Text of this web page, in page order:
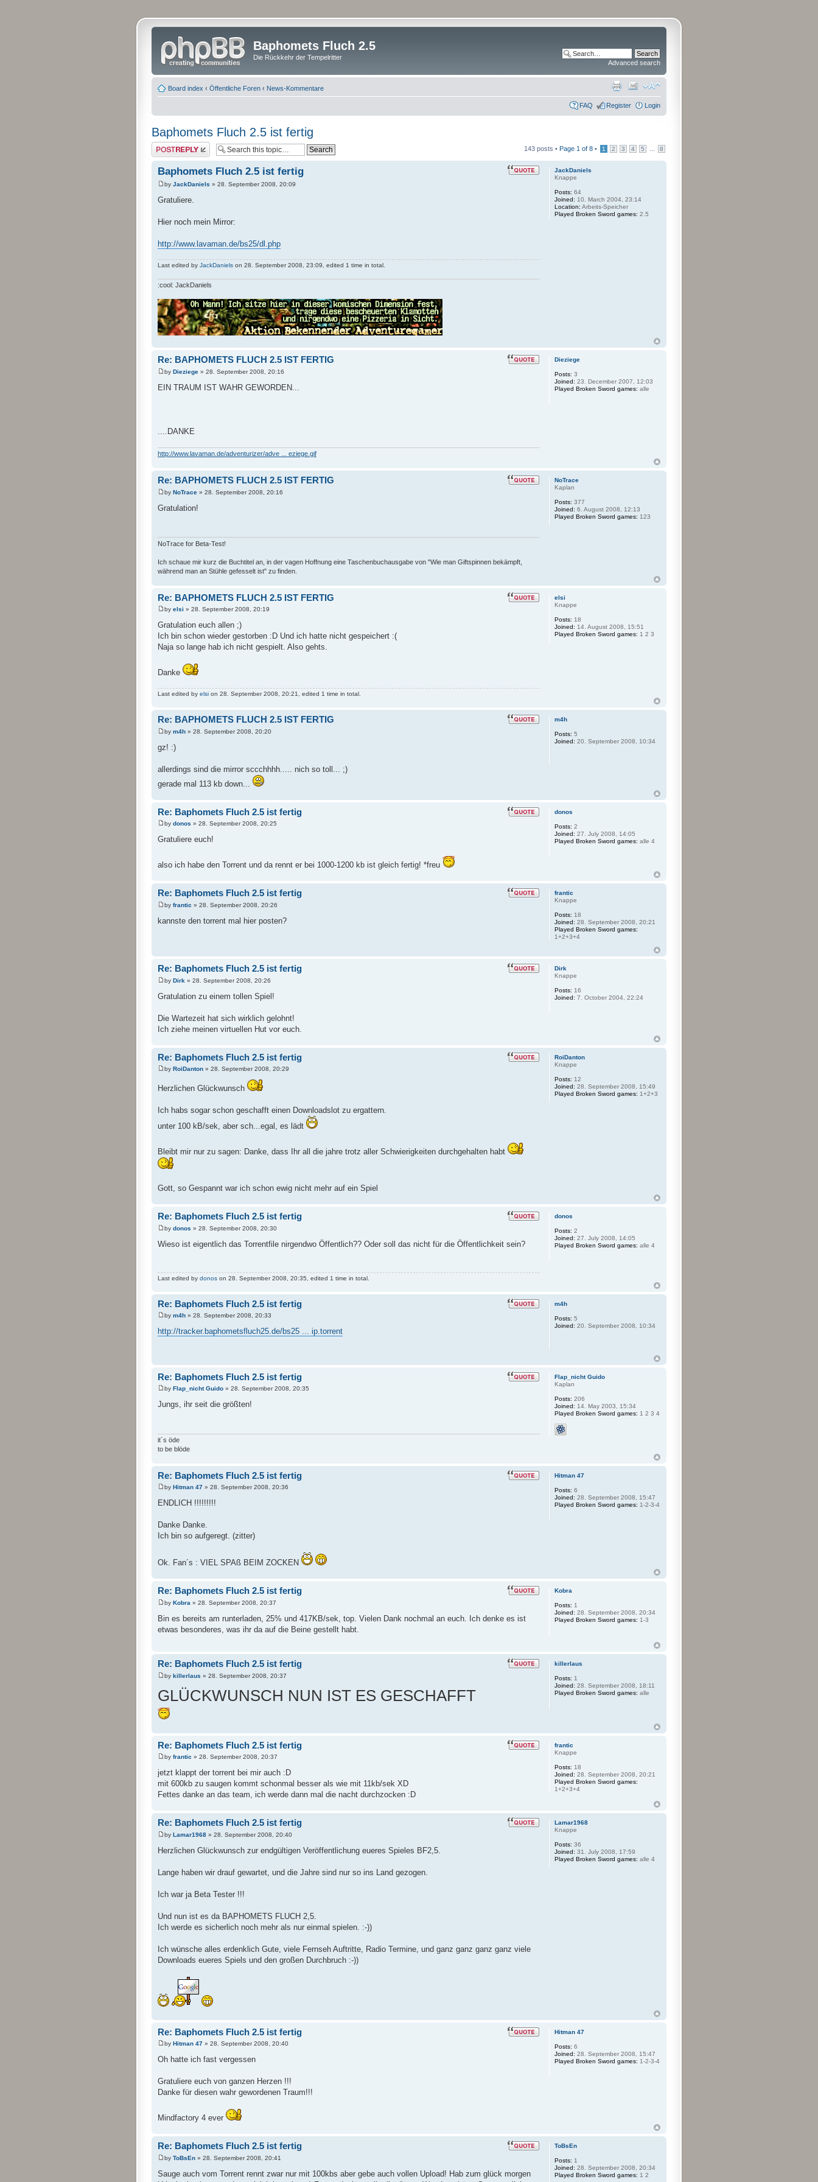
Baphomets Fluch 2.5
Die Rückkehr der Tempelritter
Advanced search
Board index ‹ Öffentliche Foren ‹ News-Kommentare
FAQ Register Login
Baphomets Fluch 2.5 ist fertig
Post a reply 143 posts • Page 1 of 8 • 1 2 3 4 5 8
Baphomets Fluch 2.5 ist fertig
by JackDaniels » 28. September 2008, 20:09
Gratuliere.
Hier noch mein Mirror:
http://www.lavaman.de/bs25/dl.php
Last edited by JackDaniels on 28. September 2008, 23:09, edited 1 time in total.
:cool: JackDaniels
JackDaniels
Knappe
Posts: 64
Joined: 10. March 2004, 23:14
Location: Arbeits-Speicher
Played Broken Sword games: 2.5
Re: BAPHOMETS FLUCH 2.5 IST FERTIG
by Dieziege » 28. September 2008, 20:16
EIN TRAUM IST WAHR GEWORDEN...
....DANKE
http://www.lavaman.de/adventurizer/adve ... eziege.gif
Dieziege
Posts: 3
Joined: 23. December 2007, 12:03
Played Broken Sword games: alle
Re: BAPHOMETS FLUCH 2.5 IST FERTIG
by NoTrace » 28. September 2008, 20:16
Gratulation!
NoTrace for Beta-Test!
Ich schaue mir kurz die Buchtitel an, in der vagen Hoffnung eine Taschenbuchausgabe von "Wie man Giftspinnen bekämpft,
während man an Stühle gefesselt ist" zu finden.
NoTrace
Kaplan
Posts: 377
Joined: 6. August 2008, 12:13
Played Broken Sword games: 123
Re: BAPHOMETS FLUCH 2.5 IST FERTIG
by elsi » 28. September 2008, 20:19
Gratulation euch allen ;)
Ich bin schon wieder gestorben :D Und ich hatte nicht gespeichert :(
Naja so lange hab ich nicht gespielt. Also gehts.
Danke
Last edited by elsi on 28. September 2008, 20:21, edited 1 time in total.
elsi
Knappe
Posts: 18
Joined: 14. August 2008, 15:51
Played Broken Sword games: 1 2 3
Re: BAPHOMETS FLUCH 2.5 IST FERTIG
by m4h » 28. September 2008, 20:20
gz! :)
allerdings sind die mirror sccchhhh..... nich so toll... ;)
gerade mal 113 kb down...
m4h
Posts: 5
Joined: 20. September 2008, 10:34
Re: Baphomets Fluch 2.5 ist fertig
by donos » 28. September 2008, 20:25
Gratuliere euch!
also ich habe den Torrent und da rennt er bei 1000-1200 kb ist gleich fertig! *freu
donos
Posts: 2
Joined: 27. July 2008, 14:05
Played Broken Sword games: alle 4
Re: Baphomets Fluch 2.5 ist fertig
by frantic » 28. September 2008, 20:26
kannste den torrent mal hier posten?
frantic
Knappe
Posts: 18
Joined: 28. September 2008, 20:21
Played Broken Sword games:
1+2+3+4
Re: Baphomets Fluch 2.5 ist fertig
by Dirk » 28. September 2008, 20:26
Gratulation zu einem tollen Spiel!
Die Wartezeit hat sich wirklich gelohnt!
Ich ziehe meinen virtuellen Hut vor euch.
Dirk
Knappe
Posts: 16
Joined: 7. October 2004, 22:24
Re: Baphomets Fluch 2.5 ist fertig
by RoiDanton » 28. September 2008, 20:29
Herzlichen Glückwunsch
Ich habs sogar schon geschafft einen Downloadslot zu ergattern.
unter 100 kB/sek, aber sch...egal, es lädt
Bleibt mir nur zu sagen: Danke, dass Ihr all die jahre trotz aller Schwierigkeiten durchgehalten habt
Gott, so Gespannt war ich schon ewig nicht mehr auf ein Spiel
RoiDanton
Knappe
Posts: 12
Joined: 28. September 2008, 15:49
Played Broken Sword games: 1+2+3
Re: Baphomets Fluch 2.5 ist fertig
by donos » 28. September 2008, 20:30
Wieso ist eigentlich das Torrentfile nirgendwo Öffentlich?? Oder soll das nicht für die Öffentlichkeit sein?
Last edited by donos on 28. September 2008, 20:35, edited 1 time in total.
donos
Posts: 2
Joined: 27. July 2008, 14:05
Played Broken Sword games: alle 4
Re: Baphomets Fluch 2.5 ist fertig
by m4h » 28. September 2008, 20:33
http://tracker.baphometsfluch25.de/bs25 ... ip.torrent
m4h
Posts: 5
Joined: 20. September 2008, 10:34
Re: Baphomets Fluch 2.5 ist fertig
by Flap_nicht Guido » 28. September 2008, 20:35
Jungs, ihr seit die größten!
it´s öde
to be blöde
Flap_nicht Guido
Kaplan
Posts: 206
Joined: 14. May 2003, 15:34
Played Broken Sword games: 1 2 3 4
Re: Baphomets Fluch 2.5 ist fertig
by Hitman 47 » 28. September 2008, 20:36
ENDLICH !!!!!!!!!
Danke Danke.
Ich bin so aufgeregt. (zitter)
Ok. Fan´s : VIEL SPAß BEIM ZOCKEN
Hitman 47
Posts: 6
Joined: 28. September 2008, 15:47
Played Broken Sword games: 1-2-3-4
Re: Baphomets Fluch 2.5 ist fertig
by Kobra » 28. September 2008, 20:37
Bin es bereits am runterladen, 25% und 417KB/sek, top. Vielen Dank nochmal an euch. Ich denke es ist
etwas besonderes, was ihr da auf die Beine gestellt habt.
Kobra
Posts: 1
Joined: 28. September 2008, 20:34
Played Broken Sword games: 1-3
Re: Baphomets Fluch 2.5 ist fertig
by killerlaus » 28. September 2008, 20:37
GLÜCKWUNSCH NUN IST ES GESCHAFFT
killerlaus
Posts: 1
Joined: 28. September 2008, 18:11
Played Broken Sword games: alle
Re: Baphomets Fluch 2.5 ist fertig
by frantic » 28. September 2008, 20:37
jetzt klappt der torrent bei mir auch :D
mit 600kb zu saugen kommt schonmal besser als wie mit 11kb/sek XD
Fettes danke an das team, ich werde dann mal die nacht durchzocken :D
frantic
Knappe
Posts: 18
Joined: 28. September 2008, 20:21
Played Broken Sword games:
1+2+3+4
Re: Baphomets Fluch 2.5 ist fertig
by Lamar1968 » 28. September 2008, 20:40
Herzlichen Glückwunsch zur endgültigen Veröffentlichung eueres Spieles BF2,5.
Lange haben wir drauf gewartet, und die Jahre sind nur so ins Land gezogen.
Ich war ja Beta Tester !!!
Und nun ist es da BAPHOMETS FLUCH 2,5.
Ich werde es sicherlich noch mehr als nur einmal spielen. :-))
Ich wünsche alles erdenklich Gute, viele Fernseh Auftritte, Radio Termine, und ganz ganz ganz ganz viele
Downloads eueres Spiels und den großen Durchbruch :-))
Lamar1968
Knappe
Posts: 36
Joined: 31. July 2008, 17:59
Played Broken Sword games: alle 4
Re: Baphomets Fluch 2.5 ist fertig
by Hitman 47 » 28. September 2008, 20:40
Oh hatte ich fast vergessen
Gratuliere euch von ganzen Herzen !!!
Danke für diesen wahr gewordenen Traum!!!
Mindfactory 4 ever
Hitman 47
Posts: 6
Joined: 28. September 2008, 15:47
Played Broken Sword games: 1-2-3-4
Re: Baphomets Fluch 2.5 ist fertig
by ToBsEn » 28. September 2008, 20:41
Sauge auch vom Torrent rennt zwar nur mit 100kbs aber gebe auch vollen Upload! Hab zum glück morgen
ToBsEn
Posts: 1
Joined: 28. September 2008, 20:34
Played Broken Sword games: 1 2